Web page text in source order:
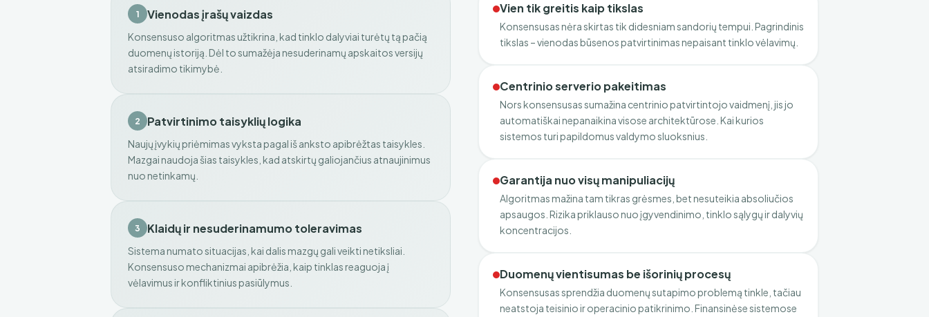
1 Vienodas įrašų vaizdas
Konsensuso algoritmas užtikrina, kad tinklo dalyviai turėtų tą pačią
duomenų istoriją. Dėl to sumažėja nesuderinamų apskaitos versijų
atsiradimo tikimybė.
2 Patvirtinimo taisyklių logika
Naujų įvykių priėmimas vyksta pagal iš anksto apibrėžtas taisykles.
Mazgai naudoja šias taisykles, kad atskirtų galiojančius atnaujinimus
nuo netinkamų.
3 Klaidų ir nesuderinamumo toleravimas
Sistema numato situacijas, kai dalis mazgų gali veikti netiksliai.
Konsensuso mechanizmai apibrėžia, kaip tinklas reaguoja į
vėlavimus ir konfliktinius pasiūlymus.
Vien tik greitis kaip tikslas
Konsensusas nėra skirtas tik didesniam sandorių tempui. Pagrindinis
tikslas – vienodas būsenos patvirtinimas nepaisant tinklo vėlavimų.
Centrinio serverio pakeitimas
Nors konsensusas sumažina centrinio patvirtintojo vaidmenį, jis jo
automatiškai nepanaikina visose architektūrose. Kai kurios
sistemos turi papildomus valdymo sluoksnius.
Garantija nuo visų manipuliacijų
Algoritmas mažina tam tikras grėsmes, bet nesuteikia absoliučios
apsaugos. Rizika priklauso nuo įgyvendinimo, tinklo sąlygų ir dalyvių
koncentracijos.
Duomenų vientisumas be išorinių procesų
Konsensusas sprendžia duomenų sutapimo problemą tinkle, tačiau
neatstoja teisinio ir operacinio patikrinimo. Finansinėse sistemose